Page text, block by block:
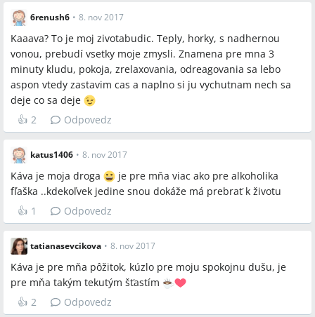
„chvíľka pre seba“, „pohoda“, „energia“ a „rituál s partnerom
alebo priateľmi“.
Existujú alternatívy pre tých, ktorí chcú obmedziť kofeín?
V diskusii bola spomenutá „bezkofeinova“ káva ako
alternatíva a jedna respondentka napísala, že počas
tehotenstva a dojčenia ju „sice nahradilo čaro“.
Aká je sociálna úloha kávy v domácnosti?
A:Viacerí uviedli, že káva je spoločný denný rituál s manželom
alebo prvý nápoj, ktorý ponúkajú návšteve, a slúži ako
príležitosť na rozhovor a spoločné posedenie.
Q:Je pitie kávy vnímané negatívne alebo ako problém
závislosti?
A:Niektorí respondenti označili kávu za „závislosť“ alebo ju
považujú za „dozivotne zakázanú potravinu“, zatiaľ čo väčšina
ju vníma pozitívne ako zdroj energie a relaxu.
Q:Aké druhy prípravy kávy ľudia preferujú?
Spomenuté formy sú „presso“ (espresso), „kapučínko“, „latte“
a „čerstvo namletú“ kávu; jedna respondentka spomína mletie
6renush6 • 8. nov 2017
Kaaava? To je moj zivotabudic. Teply, horky, s nadhernou
vonou, prebudí vsetky moje zmysli. Znamena pre mna 3
minuty kludu, pokoja, zrelaxovania, odreagovania sa lebo
aspon vtedy zastavim cas a naplno si ju vychutnam nech sa
deje co sa deje
👍 2 Odpovedz
katus1406 • 8. nov 2017
Káva je moja droga
je pre mňa viac ako pre alkoholika
fľaška ..kdekoľvek jedine snou dokáže má prebrať k životu
👍 1 Odpovedz
tatianasevcikova • 8. nov 2017
Káva je pre mňa pôžitok, kúzlo pre moju spokojnu dušu, je
pre mňa takým tekutým šťastím
👍 2 Odpovedz